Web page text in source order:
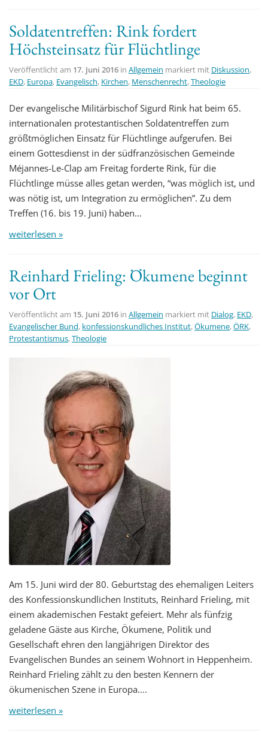
Soldatentreffen: Rink fordert
Höchsteinsatz für Flüchtlinge
Veröffentlicht am 17. Juni 2016 in Allgemein markiert mit Diskussion,
EKD, Europa, Evangelisch, Kirchen, Menschenrecht,Theologie
Der evangelische Militärbischof Sigurd Rink hat beim 65.
internationalen protestantischen Soldatentreffen zum
größtmöglichen Einsatz für Flüchtlinge aufgerufen. Bei
einem Gottesdienst in der südfranzösischen Gemeinde
Méjannes-Le-Clap am Freitag forderte Rink, für die
Flüchtlinge müsse alles getan werden, “was möglich ist, und
was nötig ist, um Integration zu ermöglichen”. Zu dem
Treffen (16. bis 19. Juni) haben…
weiterlesen »
Reinhard Frieling: Ökumene beginnt
vor Ort
Veröffentlicht am 15. Juni 2016 in Allgemein markiert mit Dialog, EKD,
Evangelischer Bund, konfessionskundliches Institut,Ökumene,ÖRK,
Protestantismus,Theologie
Am 15. Juni wird der 80. Geburtstag des ehemaligen Leiters
des Konfessionskundlichen Instituts, Reinhard Frieling, mit
einem akademischen Festakt gefeiert. Mehr als fünfzig
geladene Gäste aus Kirche, Ökumene, Politik und
Gesellschaft ehren den langjährigen Direktor des
Evangelischen Bundes an seinem Wohnort in Heppenheim.
Reinhard Frieling zählt zu den besten Kennern der
ökumenischen Szene in Europa….
weiterlesen »